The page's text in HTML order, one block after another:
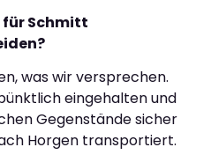
Schmitt
was wir versprechen.
eingehalten und
Gegenstände sicher
Horgen transportiert.